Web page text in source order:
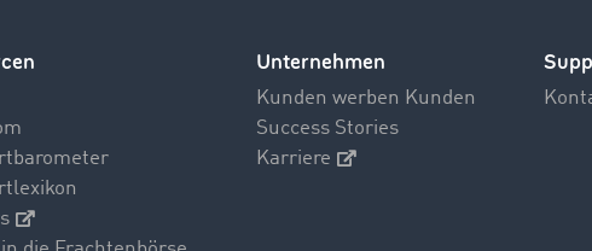
Unternehmen
Kunden werben Kunden
Success Stories
Karriere